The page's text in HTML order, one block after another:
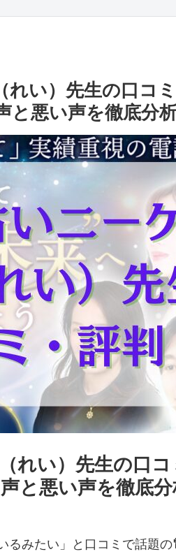
れい）先生の口コ
と悪い声を徹底分
れい）先生の口
と悪い声を徹底
るみたい」と口コミで話題の